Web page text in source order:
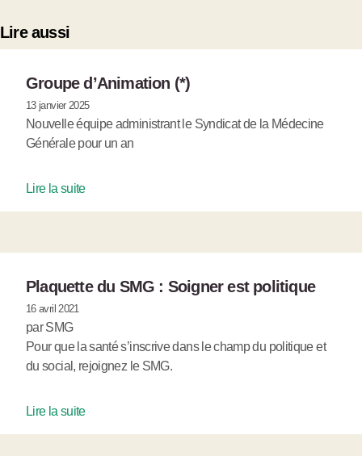
Lire aussi
Groupe d’Animation (*)
13 janvier 2025
Nouvelle équipe administrant le Syndicat de la Médecine
Générale pour un an
Lire la suite
Plaquette du SMG : Soigner est politique
16 avril 2021
par SMG
Pour que la santé s’inscrive dans le champ du politique et
du social, rejoignez le SMG.
Lire la suite